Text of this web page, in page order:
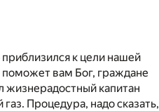
к цели нашей
вам Бог, граждане
жизнерадостный капитан
Процедура, надо сказать,